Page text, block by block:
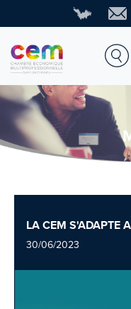
LA CEM S'ADAPTE
30/06/2023